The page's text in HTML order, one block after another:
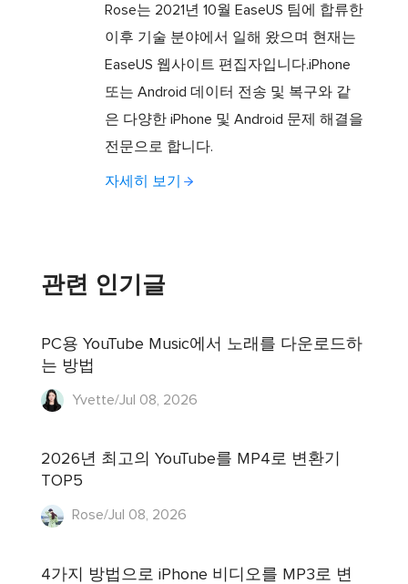
Rose는 2021년 10월 EaseUS 팀에 합류한
이후 기술 분야에서 일해 왔으며 현재는
EaseUS 웹사이트 편집자입니다.iPhone
또는 Android 데이터 전송 및 복구와 같
은 다양한 iPhone 및 Android 문제 해결을
전문으로 합니다.
자세히 보기
관련 인기글
PC용 YouTube Music에서 노래를 다운로드하
는 방법
Yvette/Jul 08, 2026
2026년 최고의 YouTube를 MP4로 변환기
TOP5
Rose/Jul 08, 2026
4가지 방법으로 iPhone 비디오를 MP3로 변